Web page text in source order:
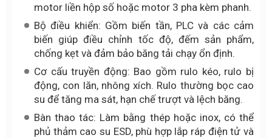
motor liền hộp số hoặc motor 3 pha kèm phanh.
Bộ điều khiển: Gồm biến tần, PLC và các cảm
biến giúp điều chỉnh tốc độ, đếm sản phẩm,
chống kẹt và đảm bảo băng tải chạy ổn định.
Cơ cấu truyền động: Bao gồm rulo kéo, rulo bị
động, con lăn, nhông xích. Rulo thường bọc cao
su để tăng ma sát, hạn chế trượt và lệch băng.
Bàn thao tác: Làm bằng thép hoặc inox, có thể
phủ thảm cao su ESD, phù hợp lắp ráp điện tử và